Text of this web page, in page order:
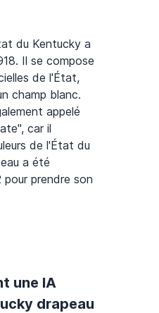
du Kentucky a
Il se compose
de l'État,
champ blanc.
appelé
car il
de l'État du
a été
pour prendre son
une IA
drapeau